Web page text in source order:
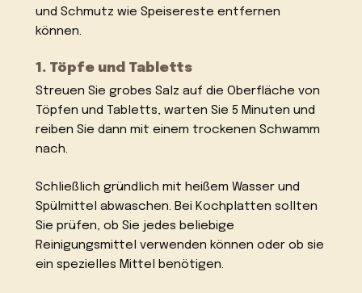
und Schmutz wie Speisereste entfernen
können.
1. Töpfe und Tabletts
Streuen Sie grobes Salz auf die Oberfläche von
Töpfen und Tabletts, warten Sie 5 Minuten und
reiben Sie dann mit einem trockenen Schwamm
nach.
Schließlich gründlich mit heißem Wasser und
Spülmittel abwaschen. Bei Kochplatten sollten
Sie prüfen, ob Sie jedes beliebige
Reinigungsmittel verwenden können oder ob sie
ein spezielles Mittel benötigen.